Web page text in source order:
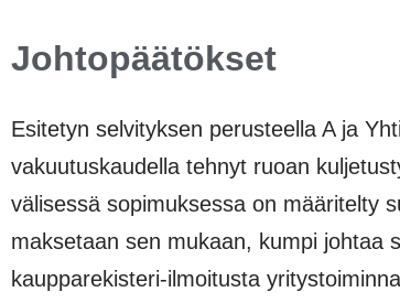
Johtopäätökset
Esitetyn selvityksen perusteella A ja
vakuutuskaudella tehnyt ruoan
välisessä sopimuksessa on määritelty
maksetaan sen mukaan, kumpi johtaa
kaupparekisteri-ilmoitusta